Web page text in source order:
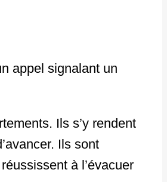
appel signalant un
Ils s’y rendent
Ils sont
à l’évacuer